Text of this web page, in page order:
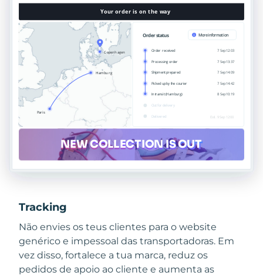
Tracking
Não envies os teus clientes para o website
genérico e impessoal das transportadoras. Em
vez disso, fortalece a tua marca, reduz os
pedidos de apoio ao cliente e aumenta as